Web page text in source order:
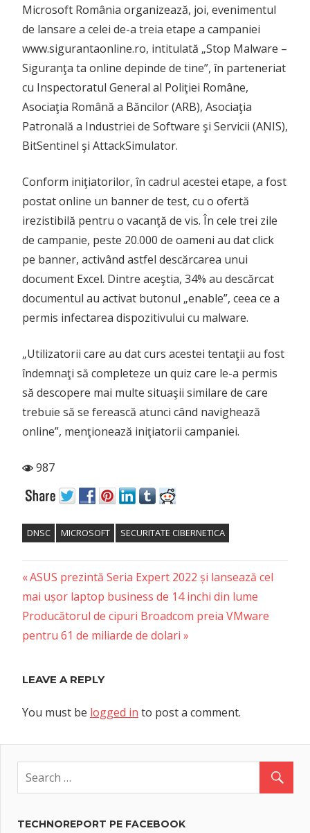
Microsoft România organizează, joi, evenimentul
de lansare a celei de-a treia etape a campaniei
www.sigurantaonline.ro, intitulată „Stop Malware –
Siguranţa ta online depinde de tine”, în parteneriat
cu Inspectoratul General al Poliţiei Române,
Asociaţia Română a Băncilor (ARB), Asociaţia
Patronală a Industriei de Software şi Servicii (ANIS),
BitSentinel şi AttackSimulator.
Conform iniţiatorilor, în cadrul acestei etape, a fost
postat online un banner de test, cu o ofertă
irezistibilă pentru o vacanţă de vis. În cele trei zile
de campanie, peste 20.000 de oameni au dat click
pe banner, activând astfel descărcarea unui
document Excel. Dintre aceştia, 34% au descărcat
documentul au activat butonul „enable”, ceea ce a
permis infectarea dispozitivului cu malware.
„Utilizatorii care au dat curs acestei tentaţii au fost
îndemnaţi să completeze un quiz care le-a permis
să descopere mai multe situaşii similare de care
trebuie să se ferească atunci când navighează
online”, menţionează iniţiatorii campaniei.
987
DNSC MICROSOFT SECURITATE CIBERNETICA
Post
navigation
Previous
Post:
ASUS prezintă Seria Expert 2022 și lansează cel
mai ușor laptop business de 14 inchi din lume
Next
Post:
Producătorul de cipuri Broadcom preia VMware
pentru 61 de miliarde de dolari
LEAVE A REPLY
You must be logged in to post a comment.
TECHNOREPORT PE FACEBOOK